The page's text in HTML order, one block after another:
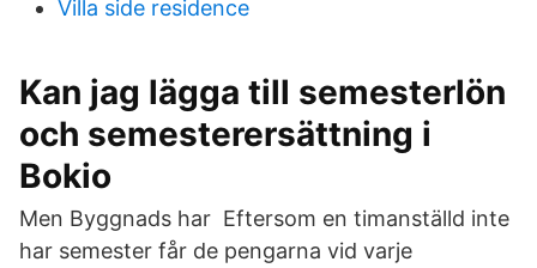
Villa side residence
Kan jag lägga till semesterlön
och semesterersättning i
Bokio
Men Byggnads har Eftersom en timanställd inte
har semester får de pengarna vid varje